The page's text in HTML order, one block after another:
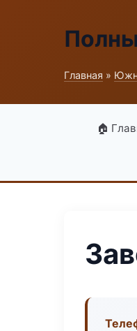
Главная »
🏠